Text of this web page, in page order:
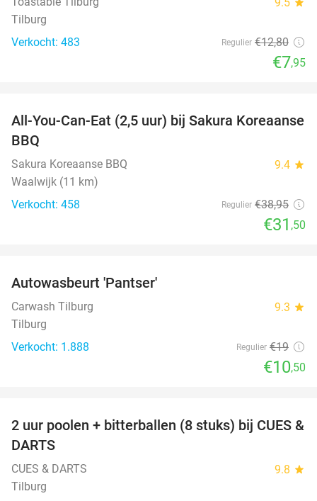
Tilburg
Verkocht: 483
Regulier €12,80
€7,95
19%
All-You-Can-Eat (2,5 uur) bij Sakura Koreaanse
BBQ
Sakura Koreaanse BBQ 9.4 star
Waalwijk (11 km)
Verkocht: 458
Regulier €38,95
€31 ,50
Autowasbeurt 'Pantser'
Carwash Tilburg 9.3 star
Tilburg
Verkocht: 1.888
Regulier €19
€10,50
50%
2 uur poolen + bitterballen (8 stuks) bij CUES &
DARTS
CUES & DARTS 9.8 star
Tilburg